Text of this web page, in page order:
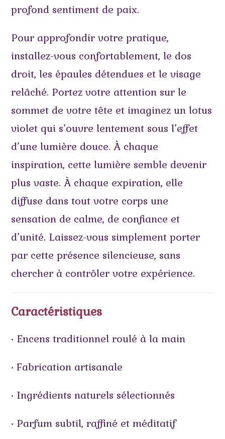
profond sentiment de paix.
Pour approfondir votre pratique,
installez-vous confortablement, le dos
droit, les épaules détendues et le visage
relâché. Portez votre attention sur le
sommet de votre tête et imaginez un lotus
violet qui s’ouvre lentement sous l’effet
d’une lumière douce. À chaque
inspiration, cette lumière semble devenir
plus vaste. À chaque expiration, elle
diffuse dans tout votre corps une
sensation de calme, de confiance et
d’unité. Laissez-vous simplement porter
par cette présence silencieuse, sans
chercher à contrôler votre expérience.
Caractéristiques
• Encens traditionnel roulé à la main
• Fabrication artisanale
• Ingrédients naturels sélectionnés
• Parfum subtil, raffiné et méditatif